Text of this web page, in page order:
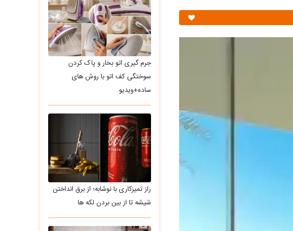
جرم گیری اتو بخار و پاک کردن
سوختگی کف اتو با روش های
ساده+ویدیو
راز تمیزکاری با نوشابه؛ از برق انداختن
شیشه تا از بین بردن لکه ها